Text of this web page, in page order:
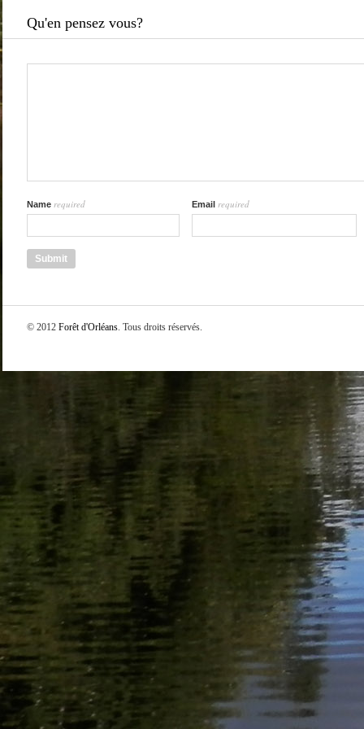
Qu'en pensez vous?
Name required Email required
© 2012 Forêt d'Orléans. Tous droits réservés.